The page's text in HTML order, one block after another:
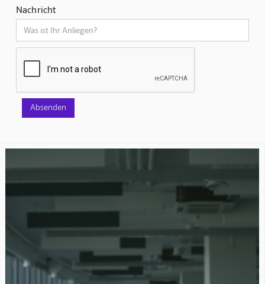
Nachricht